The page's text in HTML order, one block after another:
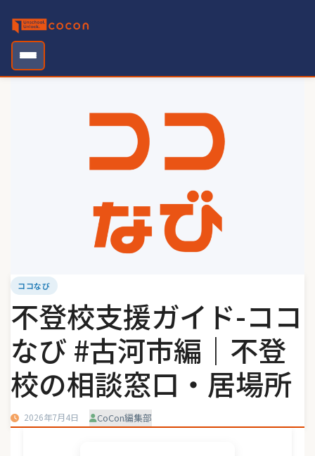
content
ココなび
不登校支援ガイド-ココ
なび #古河市編｜不登
校の相談窓口・居場所
2026年7月4日 CoCon編集部